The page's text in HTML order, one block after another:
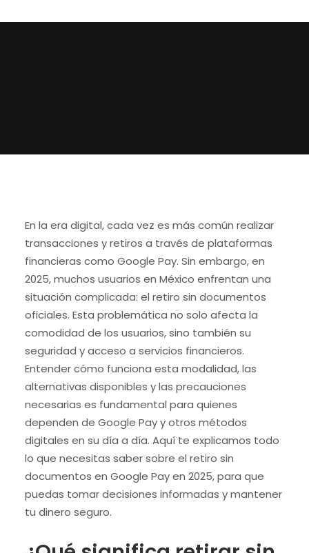
En la era digital, cada vez es más común realizar
transacciones y retiros a través de plataformas
financieras como Google Pay. Sin embargo, en
2025, muchos usuarios en México enfrentan una
situación complicada: el retiro sin documentos
oficiales. Esta problemática no solo afecta la
comodidad de los usuarios, sino también su
seguridad y acceso a servicios financieros.
Entender cómo funciona esta modalidad, las
alternativas disponibles y las precauciones
necesarias es fundamental para quienes
dependen de Google Pay y otros métodos
digitales en su día a día. Aquí te explicamos todo
lo que necesitas saber sobre el retiro sin
documentos en Google Pay en 2025, para que
puedas tomar decisiones informadas y mantener
tu dinero seguro.